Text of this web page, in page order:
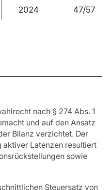
2024 47/57
nach § 274 Abs. 1
und auf den Ansatz
Bilanz verzichtet. Der
aktiver Latenzen resultiert
sowie
Steuersatz von